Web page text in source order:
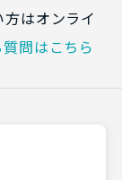
はオンライ
問はこちら